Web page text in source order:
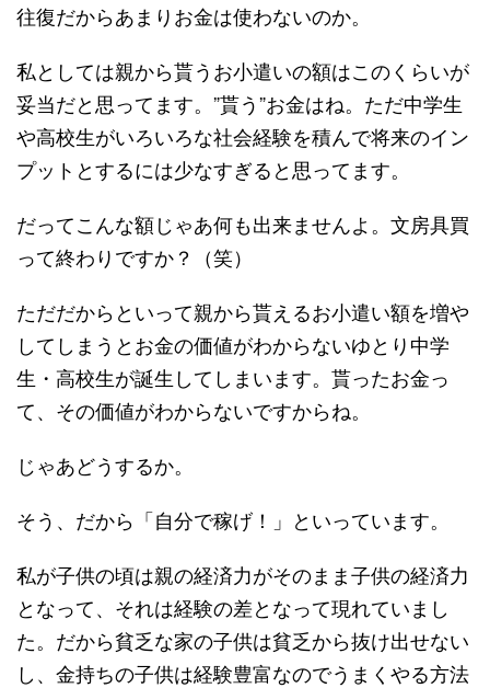
往復だからあまりお金は使わないのか。
私としては親から貰うお小遣いの額はこのくらいが
妥当だと思ってます。”貰う”お金はね。ただ中学生
や高校生がいろいろな社会経験を積んで将来のイン
プットとするには少なすぎると思ってます。
だってこんな額じゃあ何も出来ませんよ。文房具買
って終わりですか？（笑）
ただだからといって親から貰えるお小遣い額を増や
してしまうとお金の価値がわからないゆとり中学
生・高校生が誕生してしまいます。貰ったお金っ
て、その価値がわからないですからね。
じゃあどうするか。
そう、だから「自分で稼げ！」といっています。
私が子供の頃は親の経済力がそのまま子供の経済力
となって、それは経験の差となって現れていまし
た。だから貧乏な家の子供は貧乏から抜け出せない
し、金持ちの子供は経験豊富なのでうまくやる方法